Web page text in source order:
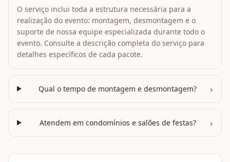
O serviço inclui toda a estrutura necessária para a
realização do evento: montagem, desmontagem e o
suporte de nossa equipe especializada durante todo o
evento. Consulte a descrição completa do serviço para
detalhes específicos de cada pacote.
Qual o tempo de montagem e desmontagem? ›
Atendem em condomínios e salões de festas? ›